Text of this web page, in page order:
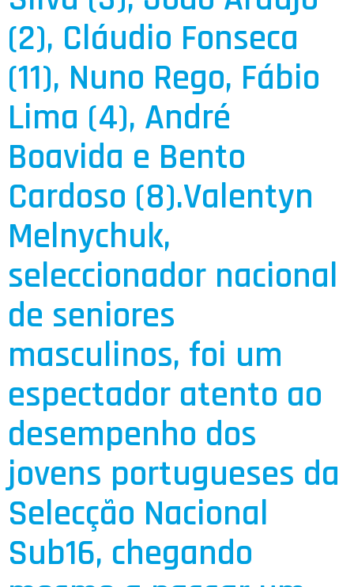
(2), Cláudio Fonseca
(11), Nuno Rego, Fábio
Lima (4), André
Boavida e Bento
Cardoso (8).Valentyn
Melnychuk,
seleccionador nacional
de seniores
masculinos, foi um
espectador atento ao
desempenho dos
jovens portugueses da
Selecção Nacional
Sub16, chegando